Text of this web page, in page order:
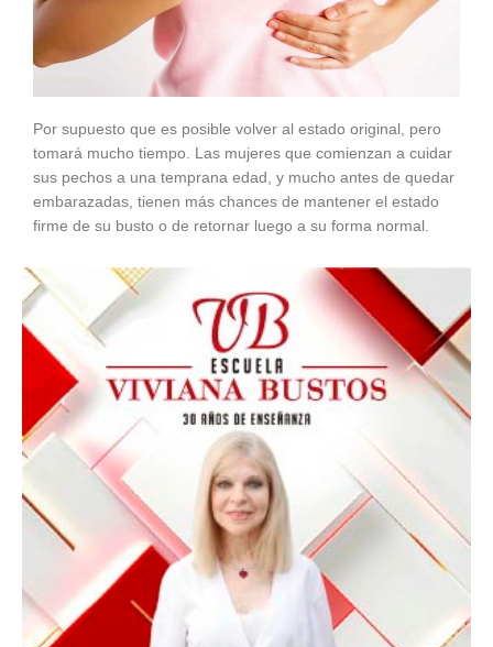
Por supuesto que es posible volver al estado original, pero
tomará mucho tiempo. Las mujeres que comienzan a cuidar
sus pechos a una temprana edad, y mucho antes de quedar
embarazadas, tienen más chances de mantener el estado
firme de su busto o de retornar luego a su forma normal.